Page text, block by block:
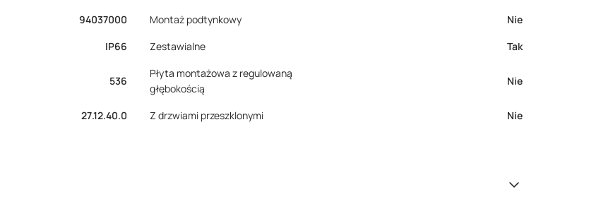
94037000 Montaż podtynkowy
Nie
IP66 Zestawialne Tak
536
Płyta montażowa z regulowaną
głębokością
Nie
27.12.40.0 Z drzwiami przeszklonymi Nie